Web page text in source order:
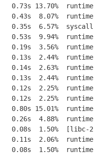
0.73s 13.70%
0.43s  8.07%
0.35s  6.57%
0.53s  9.94%
0.19s  3.56%
0.13s  2.44%
0.14s  2.63%
0.13s  2.44%
0.12s  2.25%
0.12s  2.25%
0.80s 15.01%
0.26s  4.88%
0.08s  1.50%  [libc-
0.11s  2.06%
0.08s  1.50%